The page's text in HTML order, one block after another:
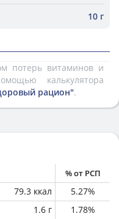
10 г
потерь витаминов и
калькулятора
рацион".
% от РСП
79.3 ккал 5.27%
1.6 г 1.78%